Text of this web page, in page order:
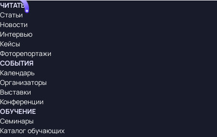
ЧИТАТЬ
Статьи
Новости
Интервью
Кейсы
Фоторепортажи
СОБЫТИЯ
Календарь
Организаторы
Выставки
Конференции
ОБУЧЕНИЕ
Семинары
Каталог обучающих